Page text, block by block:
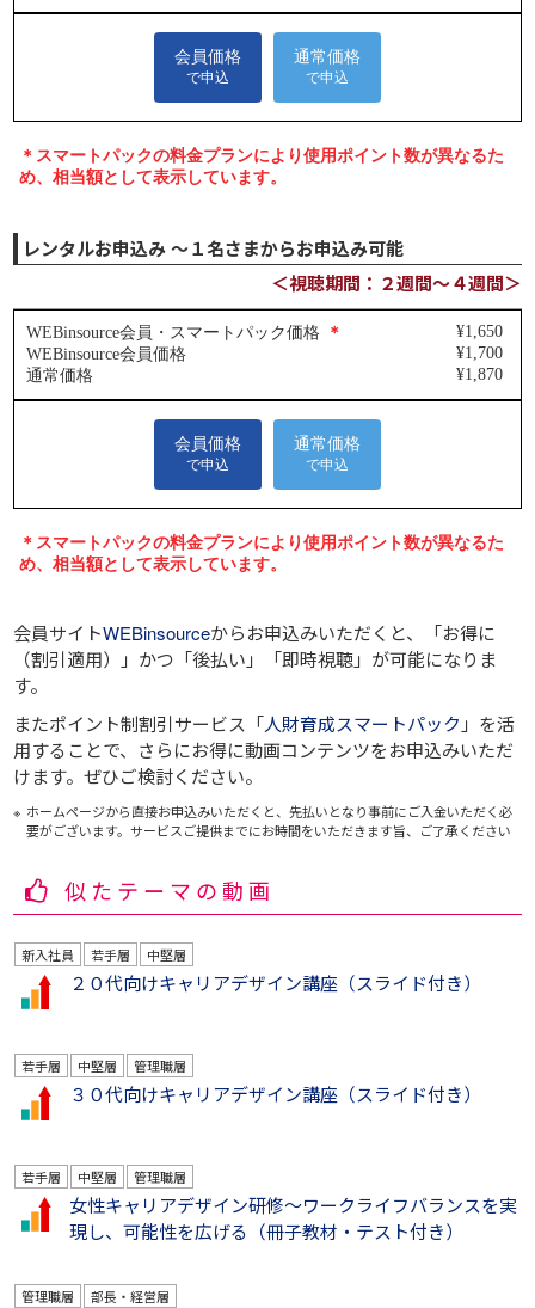
レンタルお申込み ～１名さまからお申込み可能
＜視聴期間：２週間～４週間＞
会員サイトWEBinsourceからお申込みいただくと、
「お得に
（割引適用）」 かつ 「後払い」 「即時視聴」 が可能になりま
す。
またポイント制割引サービス「人財育成スマートパック 」を活
用することで、さらにお得に動画コンテンツをお申込みいただ
けます。ぜひご検討ください。
ホームページから直接お申込みいただくと、先払いとなり事前にご入金いただく必
要がございます。サービスご提供までにお時間をいただきます旨、ご了承ください
似たテーマの動画
新入社員 若手層 中堅層
２０代向けキャリアデザイン講座（スライド付き）
若手層 中堅層 管理職層
３０代向けキャリアデザイン講座（スライド付き）
若手層 中堅層 管理職層
女性キャリアデザイン研修～ワークライフバランスを実
現し、可能性を広げる（冊子教材・テスト付き）
管理職層 部長・経営層